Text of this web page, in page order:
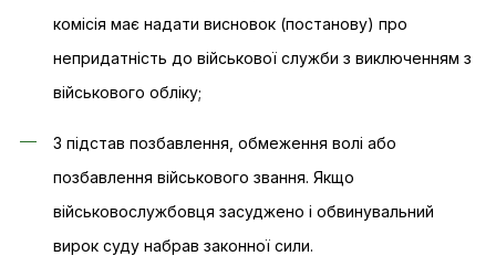
комісія має надати висновок (постанову) про
непридатність до військової служби з виключенням з
військового обліку;
З підстав позбавлення, обмеження волі або
позбавлення військового звання. Якщо
військовослужбовця засуджено і обвинувальний
вирок суду набрав законної сили.